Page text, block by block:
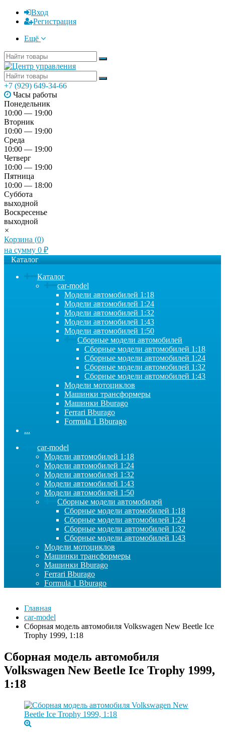
Вход
Регистрация
Ещё
+7 (929) 649-34-66
Часы работы
Понедельник
10:00 — 19:00
Вторник
10:00 — 19:00
Среда
10:00 — 19:00
Четверг
10:00 — 19:00
Пятница
10:00 — 18:00
Суббота
выходной
Воскресенье
выходной
×
Корзина (0)
на сумму 0 ₽
Каталог
Каталог
car-model
Модели автомобилей 1:18
Модели автомобилей 1:24
Модели автомобилей 1:32
Модели автомобилей 1:43
Модели автомобилей 1:50
Сборные модели автомобилей
Сборные модели автомобилей 1:18
Сборные модели автомобилей 1:24
Сборные модели автомобилей 1:32
Сборные модели автомобилей 1:43
Модели мотоциклов
Машинки трансформеры
Машинки Bburago
Ferrari Bburago
Formula 1 Bburago
...
car-model
Модели автомобилей 1:18
Модели автомобилей 1:24
Модели автомобилей 1:32
Модели автомобилей 1:43
Модели автомобилей 1:50
Сборные модели автомобилей
Сборные модели автомобилей 1:18
Сборные модели автомобилей 1:24
Сборные модели автомобилей 1:32
Сборные модели автомобилей 1:43
Модели мотоциклов
Машинки трансформеры
Машинки Bburago
Ferrari Bburago
Formula 1 Bburago
Главная
car-model
Сборная модель автомобиля Volkswagen New Beetle Ice
Trophy 1999, 1:18
Сборная модель автомобиля
Volkswagen New Beetle Ice Trophy 1999,
1:18